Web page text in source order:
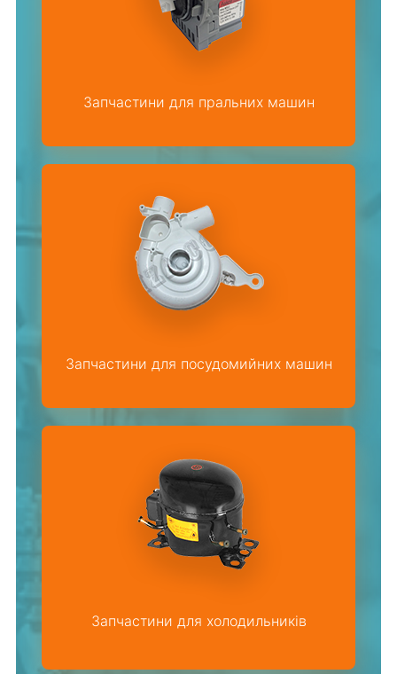
Запчастини для пральних машин
Запчастини для посудомийних машин
Запчастини для холодильників